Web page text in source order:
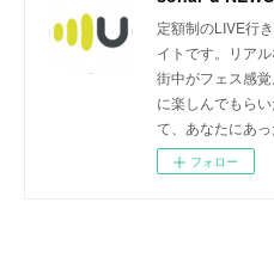
定額制のLIVE行
イトです。リア
街中がフェス感
に楽しんでもら
て、あなたにあっ
フォロー